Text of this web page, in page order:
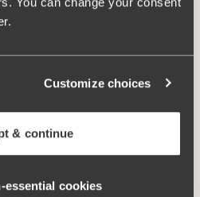
Customize choices
& continue
cookies